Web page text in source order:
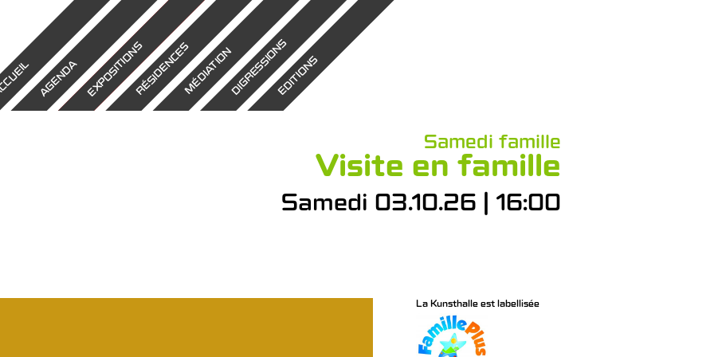
AGENDAEXPOSITIONSRÉSIDENCESMÉDIATIONDIGRESSIONSEDITIONS
Samedi famille
Visite en famille
Samedi 03.10.26 | 16:00
La Kunsthalle est labellisée